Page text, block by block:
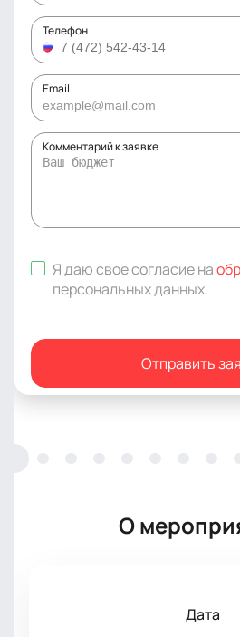
Телефон
Email
Комментарий к заявке
Я даю свое согласие на
персональных данных.
Отправить
О
Дата